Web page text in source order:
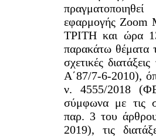
εφαρμογής Zoom
ΤΡΙΤΗ και ώρα
παρακάτω θέματα
σχετικές
Α΄87/7-6-2010),
ν. 4555/2018
σύμφωνα με τις
παρ. 3 του
2019), τις